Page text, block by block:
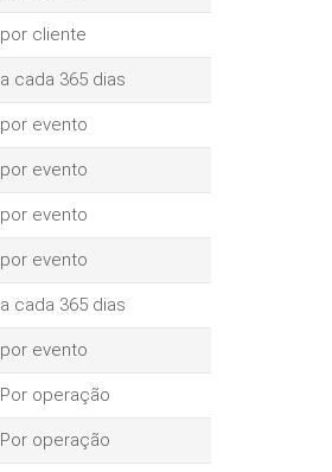
por cliente
a cada 365 dias
por evento
por evento
por evento
por evento
a cada 365 dias
por evento
Por operação
Por operação